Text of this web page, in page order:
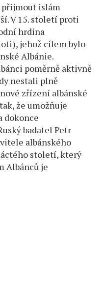
islám
V 15. století proti
hrdina
jehož cílem bylo
Albánie.
poměrně aktivně
nestali plně
zřízení albánské
že umožňuje
dokonce
badatel Petr
albánského
století, který
Albánců je